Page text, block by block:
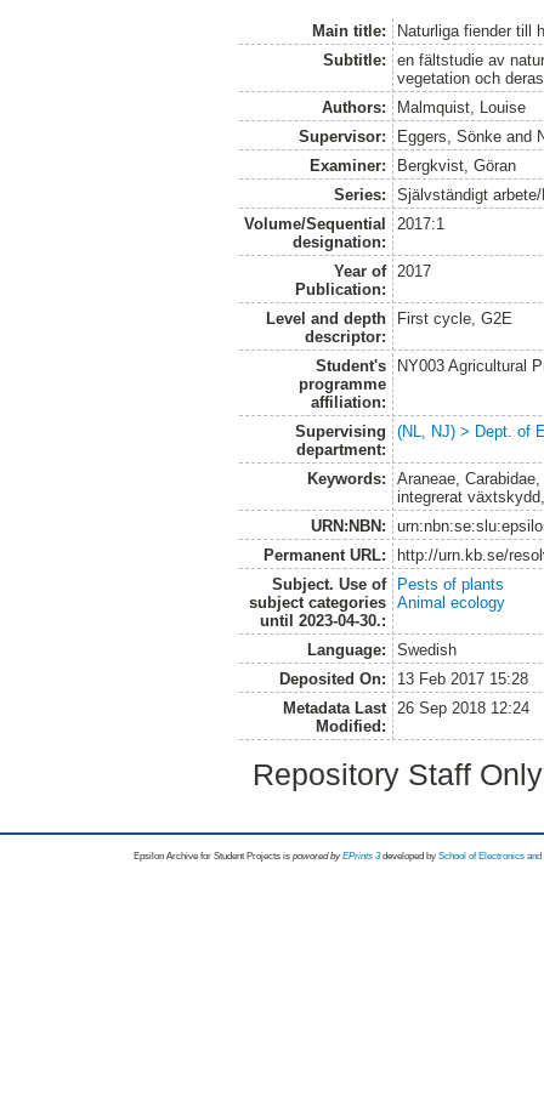
Main title:
Naturliga fiender till
Subtitle:
en fältstudie av
vegetation och
Authors:
Malmquist, Louise
Supervisor:
Eggers, Sönke and
Examiner:
Bergkvist, Göran
Series:
Självständigt
Volume/Sequential
designation:
2017:1
Year of
Publication:
2017
Level and depth
descriptor:
First cycle, G2E
Student's
programme
affiliation:
NY003 Agricultural
Supervising
department:
(NL, NJ) > Dept. of
Keywords:
Araneae,
integrerat
URN:NBN:
Permanent URL:
http://urn.kb.se/
Subject. Use of
subject categories
until 2023-04-30.:
Pests of plants
Animal ecology
Language:
Swedish
Deposited On:
13 Feb 2017 15:28
Metadata Last
Modified:
26 Sep 2018 12:24
Repository Staff
Epsilon Archive for Student Projects is powored byEPrints 3 developed by School of Electronics